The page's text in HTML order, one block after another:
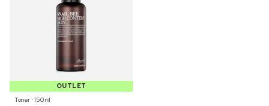
OUTLET
Toner ⋅ 150 ml